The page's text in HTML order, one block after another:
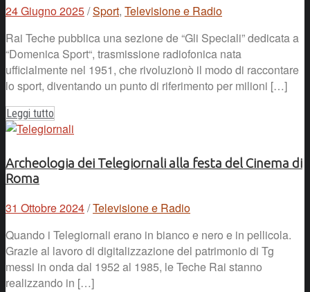
24 Giugno 2025/Sport, Televisione e Radio
Rai Teche pubblica una sezione de “Gli Speciali” dedicata a
“Domenica Sport“, trasmissione radiofonica nata
ufficialmente nel 1951, che rivoluzionò il modo di raccontare
lo sport, diventando un punto di riferimento per milioni […]
Leggi tutto
Archeologia dei Telegiornali alla festa del Cinema di
Roma
31 Ottobre 2024/Televisione e Radio
Quando i Telegiornali erano in bianco e nero e in pellicola.
Grazie al lavoro di digitalizzazione del patrimonio di Tg
messi in onda dal 1952 al 1985, le Teche Rai stanno
realizzando in […]